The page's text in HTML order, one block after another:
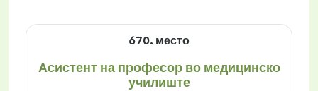
670. место
Асистент на професор во медицинско
училиште